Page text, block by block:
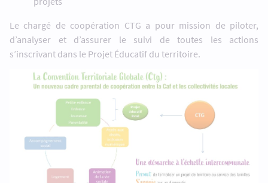
Le chargé de coopération CTG a pour mission de piloter,
d’analyser et d’assurer le suivi de toutes les actions
s’inscrivant dans le Projet Éducatif du territoire.